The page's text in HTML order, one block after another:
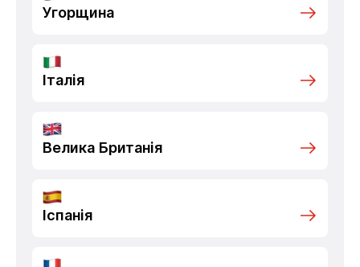
Угорщина
Італія
Велика Британія
Іспанія